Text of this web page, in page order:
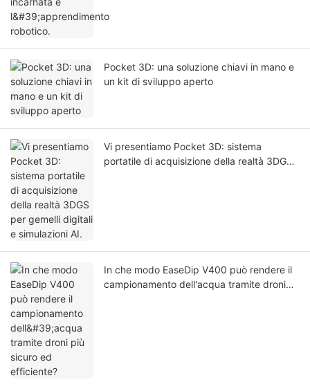
Pocket 3D: una soluzione chiavi in ​​mano e
un kit di sviluppo aperto
Vi presentiamo Pocket 3D: sistema
portatile di acquisizione della realtà 3DGS
In che modo EaseDip V400 può rendere il
campionamento dell'acqua tramite droni